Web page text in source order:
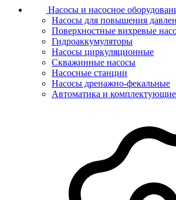
Насосы и насосное
Насосы для повышения
Поверхностные вихревые
Гидроаккумуляторы
Насосы циркуляционные
Скважинные насосы
Насосные станции
Насосы дренажно-фекальные
Автоматика и комплектующие